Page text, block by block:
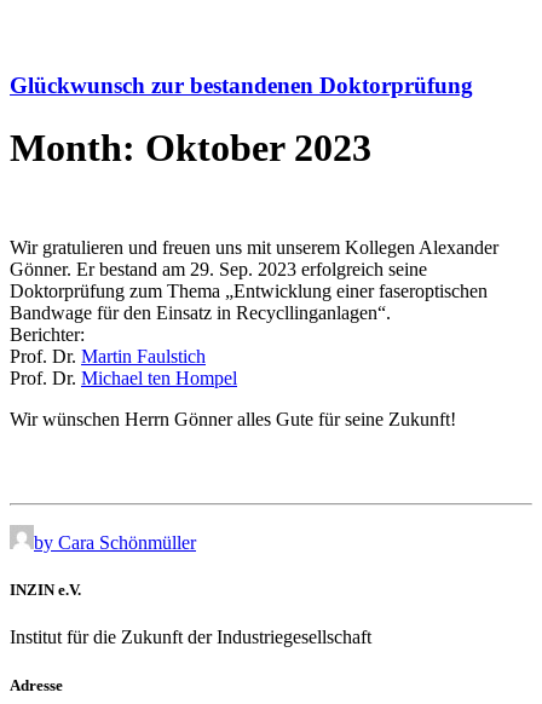
Glückwunsch zur bestandenen Doktorprüfung
Month: Oktober 2023
Wir gratulieren und freuen uns mit unserem Kollegen Alexander
Gönner. Er bestand am 29. Sep. 2023 erfolgreich seine
Doktorprüfung zum Thema „Entwicklung einer faseroptischen
Bandwage für den Einsatz in Recycllinganlagen“.
Berichter:
Prof. Dr. Martin Faulstich
Prof. Dr. Michael ten Hompel
Wir wünschen Herrn Gönner alles Gute für seine Zukunft!
by Cara Schönmüller
INZIN e.V.
Institut für die Zukunft der Industriegesellschaft
Adresse